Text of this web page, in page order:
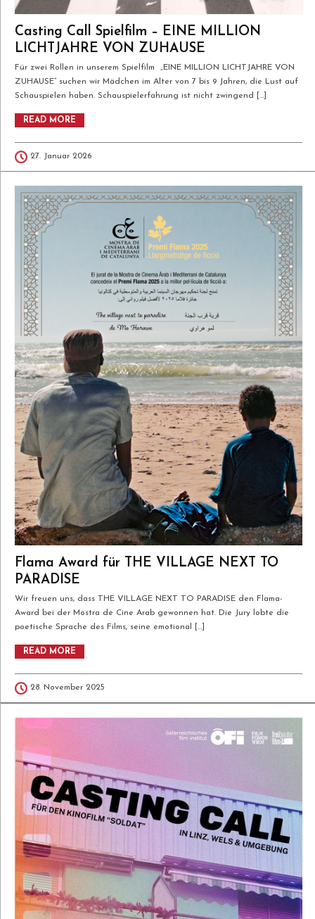
Casting Call Spielfilm – EINE MILLION
LICHTJAHRE VON ZUHAUSE
Für zwei Rollen in unserem Spielfilm „EINE MILLION LICHTJAHRE VON
ZUHAUSE” suchen wir Mädchen im Alter von 7 bis 9 Jahren, die Lust auf
Schauspielen haben. Schauspielerfahrung ist nicht zwingend […]
READ MORE
27. Januar 2026
Flama Award für THE VILLAGE NEXT TO
PARADISE
Wir freuen uns, dass THE VILLAGE NEXT TO PARADISE den Flama-
Award bei der Mostra de Cine Arab gewonnen hat. Die Jury lobte die
poetische Sprache des Films, seine emotional […]
READ MORE
28. November 2025